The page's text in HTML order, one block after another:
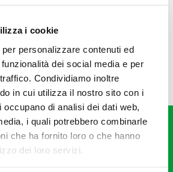
i cookie
personalizzare contenuti ed
dei social media e per
Condividiamo inoltre
in cui utilizza il nostro sito con i
di analisi dei dati web,
i quali potrebbero combinarle
che ha fornito loro o che hanno
dei loro servizi.